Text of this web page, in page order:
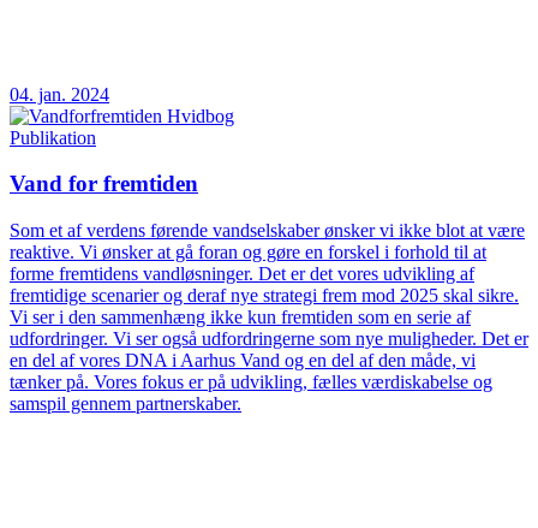
04. jan. 2024
Publikation
Vand for fremtiden
Som et af verdens førende vandselskaber ønsker vi ikke blot at være
reaktive. Vi ønsker at gå foran og gøre en forskel i forhold til at
forme fremtidens vandløsninger. Det er det vores udvikling af
fremtidige scenarier og deraf nye strategi frem mod 2025 skal sikre.
Vi ser i den sammenhæng ikke kun fremtiden som en serie af
udfordringer. Vi ser også udfordringerne som nye muligheder. Det er
en del af vores DNA i Aarhus Vand og en del af den måde, vi
tænker på. Vores fokus er på udvikling, fælles værdiskabelse og
samspil gennem partnerskaber.